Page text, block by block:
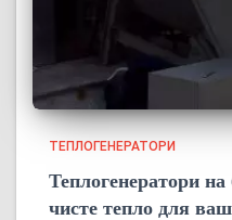
ТЕПЛОГЕНЕРАТОРИ
Теплогенератори на
чисте тепло для